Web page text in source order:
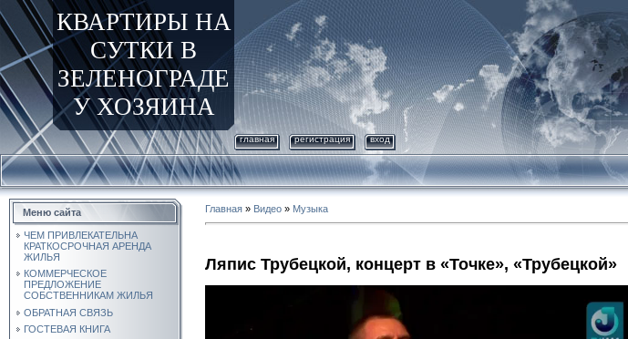
КВАРТИРЫ НА
СУТКИ В
ЗЕЛЕНОГРАДЕ
У ХОЗЯИНА
главная регистрация вход
Меню сайта
ЧЕМ ПРИВЛЕКАТЕЛЬНА
КРАТКОСРОЧНАЯ АРЕНДА
ЖИЛЬЯ
КОММЕРЧЕСКОЕ
ПРЕДЛОЖЕНИЕ
СОБСТВЕННИКАМ ЖИЛЬЯ
ОБРАТНАЯ СВЯЗЬ
ГОСТЕВАЯ КНИГА
Главная » Видео » Музыка
Ляпис Трубецкой, концерт в «Точке», «Трубецкой»